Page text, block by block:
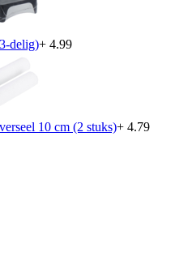
delig)+ 4.99
10 cm (2 stuks)+ 4.79